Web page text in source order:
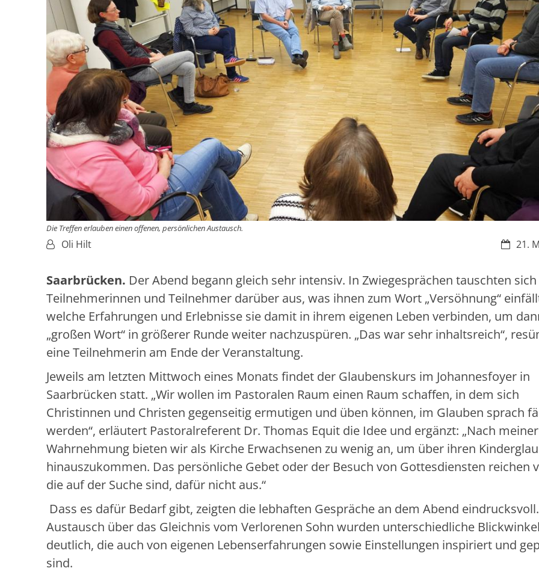
Die Treffen erlauben einen offenen, persönlichen Austausch.
Datum:
21.
Von:Oli Hilt
Saarbrücken. Der Abend begann gleich sehr intensiv. In Zwiegesprächen tauschten sich
Teilnehmerinnen und Teilnehmer darüber aus, was ihnen zum Wort „Versöhnung“
welche Erfahrungen und Erlebnisse sie damit in ihrem eigenen Leben verbinden, um
„großen Wort“ in größerer Runde weiter nachzuspüren. „Das war sehr inhaltsreich“,
eine Teilnehmerin am Ende der Veranstaltung.
Jeweils am letzten Mittwoch eines Monats findet der Glaubenskurs im Johannesfoyer in
Saarbrücken statt. „Wir wollen im Pastoralen Raum einen Raum schaffen, in dem sich
Christinnen und Christen gegenseitig ermutigen und üben können, im Glauben sprach
werden“, erläutert Pastoralreferent Dr. Thomas Equit die Idee und ergänzt: „Nach meiner
Wahrnehmung bieten wir als Kirche Erwachsenen zu wenig an, um über ihren
hinauszukommen. Das persönliche Gebet oder der Besuch von Gottesdiensten reichen
die auf der Suche sind, dafür nicht aus.“
Dass es dafür Bedarf gibt, zeigten die lebhaften Gespräche an dem Abend
Austausch über das Gleichnis vom Verlorenen Sohn wurden unterschiedliche Blickwinkel
deutlich, die auch von eigenen Lebenserfahrungen sowie Einstellungen inspiriert und
sind.